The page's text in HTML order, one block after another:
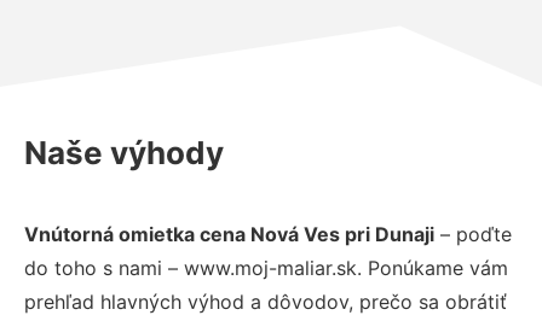
Naše výhody
Vnútorná omietka cena Nová Ves pri Dunaji – poďte
do toho s nami – www.moj-maliar.sk. Ponúkame vám
prehľad hlavných výhod a dôvodov, prečo sa obrátiť